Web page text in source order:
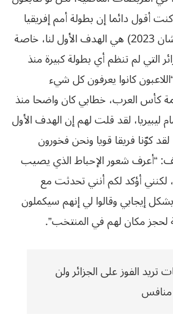
أقول دائما إن بطولة أمم إفريقيا
للاعبين المحليين (الشان 2023) هي الهدف الأول لنا، خاصة
التي لم تنظم أي بطولة كبيرة منذ
وتابع: “اللاعبون كانوا يعرفون كل شيء
كأس العرب، خطابي كان واضحا منذ
ليبيريا، لقد قلت لهم إن الهدف الأول
لقد كوّنا فريقا قويا ونحن فخورون
“أعرف شعور الإحباط الذي يصيب
لكنني أؤكد لكم أنني تحدثت مع
إيجابي وقالوا لي إنهم سيكملون
لحجز مكان لهم في المنتخب”.
تريد الفوز على الجزائر ولن